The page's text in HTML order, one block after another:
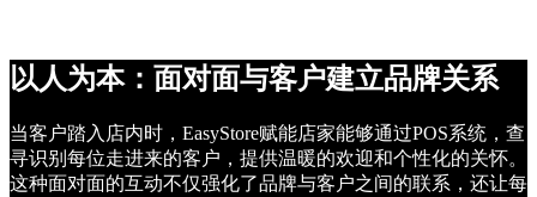
以人为本：面对面与客户建立品牌关系
当客户踏入店内时，EasyStore赋能店家能够通过POS系统，查
寻识别每位走进来的客户，提供温暖的欢迎和个性化的关怀。
这种面对面的互动不仅强化了品牌与客户之间的联系，还让每